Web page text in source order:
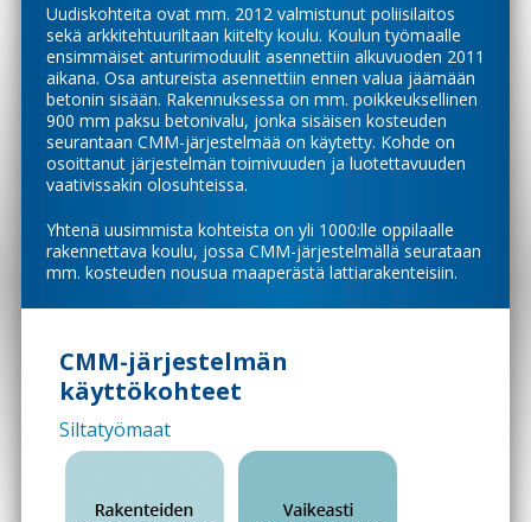
Uudiskohteita ovat mm. 2012 valmistunut poliisilaitos
sekä arkkitehtuuriltaan kiitelty koulu. Koulun työmaalle
ensimmäiset anturimoduulit asennettiin alkuvuoden 2011
aikana. Osa antureista asennettiin ennen valua jäämään
betonin sisään. Rakennuksessa on mm. poikkeuksellinen
900 mm paksu betonivalu, jonka sisäisen kosteuden
seurantaan CMM-järjestelmää on käytetty. Kohde on
osoittanut järjestelmän toimivuuden ja luotettavuuden
vaativissakin olosuhteissa.
Yhtenä uusimmista kohteista on yli 1000:lle oppilaalle
rakennettava koulu, jossa CMM-järjestelmällä seurataan
mm. kosteuden nousua maaperästä lattiarakenteisiin.
CMM-järjestelmän
käyttökohteet
Siltatyömaat